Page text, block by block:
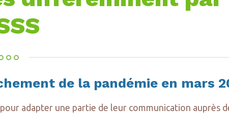
de la pandémie en mars
adapter une partie de leur communication auprès